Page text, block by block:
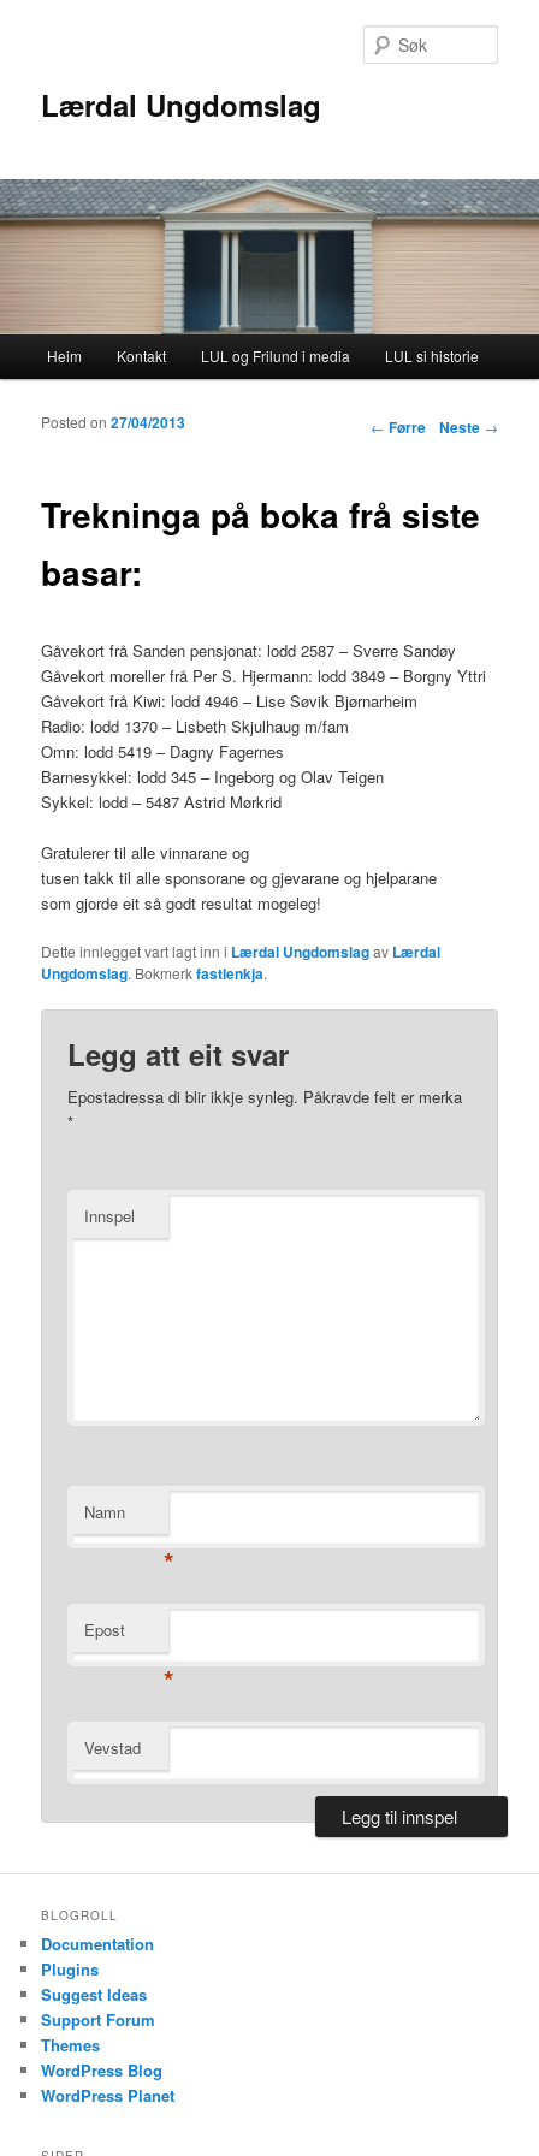
Lærdal Ungdomslag
Gå til hovudinnhaldet
Gå til underinnhaldet
Heim Kontakt LUL og Frilund i media LUL si historie
Innleggsnavigering ← Førre Neste →
Trekninga på boka frå siste
basar:
Posted on27/04/2013
Gåvekort frå Sanden pensjonat: lodd 2587 – Sverre Sandøy
Gåvekort moreller frå Per S. Hjermann: lodd 3849 – Borgny Yttri
Gåvekort frå Kiwi: lodd 4946 – Lise Søvik Bjørnarheim
Radio: lodd 1370 – Lisbeth Skjulhaug m/fam
Omn: lodd 5419 – Dagny Fagernes
Barnesykkel: lodd 345 – Ingeborg og Olav Teigen
Sykkel: lodd – 5487 Astrid Mørkrid
Gratulerer til alle vinnarane og
tusen takk til alle sponsorane og gjevarane og hjelparane
som gjorde eit så godt resultat mogeleg!
Dette innlegget vart lagt inn i Lærdal Ungdomslagav Lærdal
Ungdomslag. Bokmerkfastlenkja.
Legg att eit svar
Epostadressa di blir ikkje synleg. Påkravde felt er merka
*
Innspel
Namn
*
Epost
*
Vevstad
BLOGROLL
Documentation
Plugins
Suggest Ideas
Support Forum
Themes
WordPress Blog
WordPress Planet